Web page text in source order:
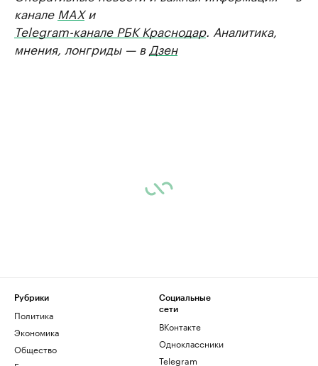
канале MAXи
Telegram-канале РБК Краснодар. Аналитика,
мнения, лонгриды — в Дзен
Рубрики
Политика
Экономика
Общество
Социальные
сети
ВКонтакте
Одноклассники
Telegram